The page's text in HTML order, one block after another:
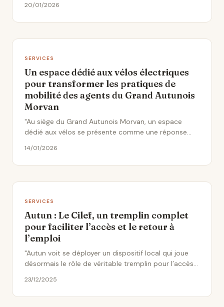
20/01/2026
SERVICES
Un espace dédié aux vélos électriques
pour transformer les pratiques de
mobilité des agents du Grand Autunois
Morvan
"Au siège du Grand Autunois Morvan, un espace
dédié aux vélos se présente comme une réponse
14/01/2026
SERVICES
Autun : Le Cilef, un tremplin complet
pour faciliter l’accès et le retour à
l’emploi
"Autun voit se déployer un dispositif local qui joue
désormais le rôle de véritable tremplin pour l’accès
23/12/2025